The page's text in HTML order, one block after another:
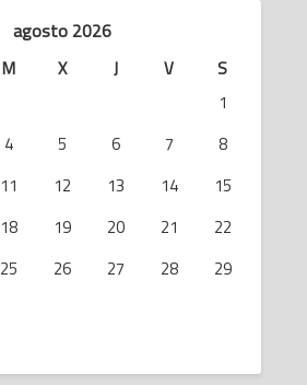
agosto 2026
M X J V
S
1
4 5 6 7
8
11 12 13 14
15
18 19 20 21
22
25 26 27 28
29